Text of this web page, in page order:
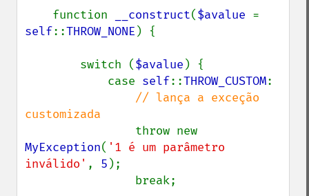
    function
__construct($avalue
self::THROW_NONE ) {
        switch (
$avalue ) {
            case
self::THROW_CUSTOM:
// lança a exceção
customizada
MyException( '1 é um parâmetro
inválido' , 5 );